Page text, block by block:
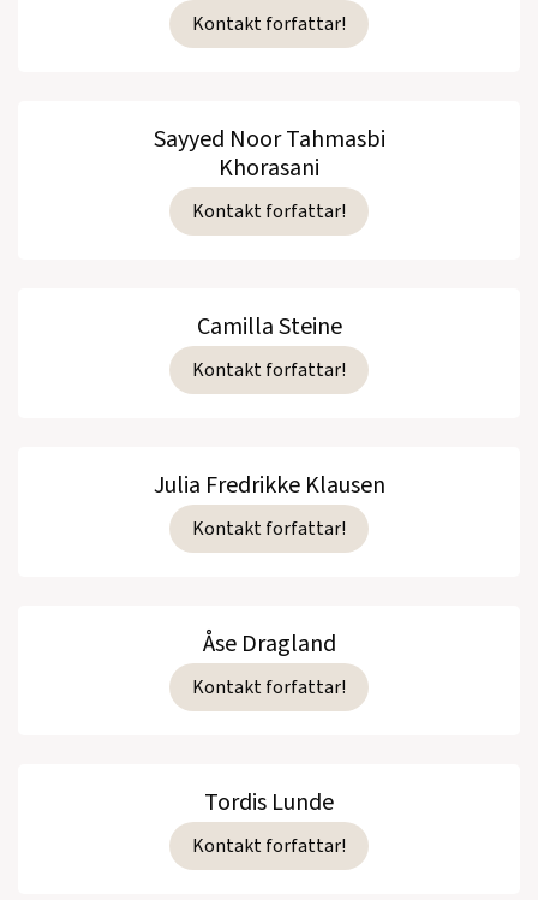
Kontakt forfattar!
Sayyed Noor Tahmasbi
Khorasani
Kontakt forfattar!
Camilla Steine
Kontakt forfattar!
Julia Fredrikke Klausen
Kontakt forfattar!
Åse Dragland
Kontakt forfattar!
Tordis Lunde
Kontakt forfattar!